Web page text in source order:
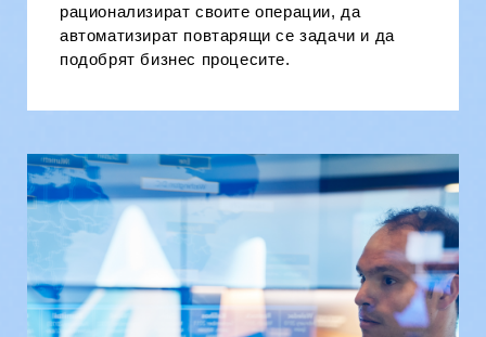
рационализират своите операции, да
автоматизират повтарящи се задачи и да
подобрят бизнес процесите.